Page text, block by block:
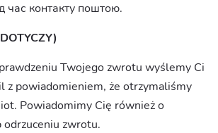
час контакту поштою.
Twojego zwrotu wyślemy Ci
z powiadomieniem, że otrzymaliśmy
Powiadomimy Cię również o
zwrotu.